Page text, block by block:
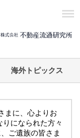
海外トピックス
まに、心よりお
になられた方々
ご遺族の皆さま